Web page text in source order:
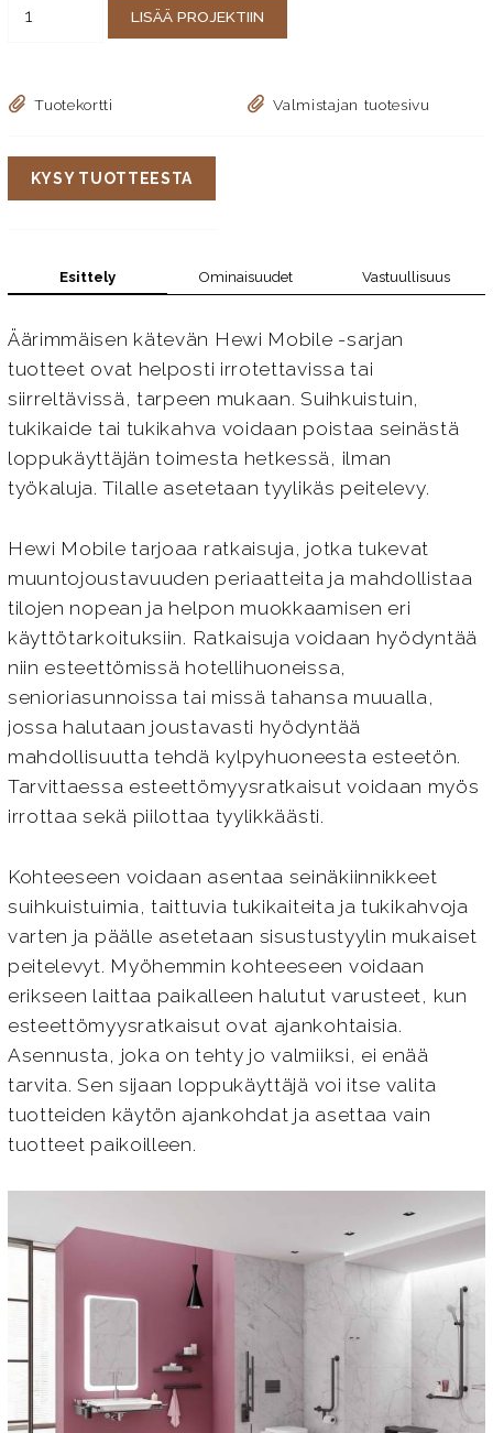
LISÄÄ PROJEKTIIN
Tuotekortti Valmistajan tuotesivu
KYSY TUOTTEESTA
Esittely Ominaisuudet Vastuullisuus
Äärimmäisen kätevän Hewi Mobile -sarjan
tuotteet ovat helposti irrotettavissa tai
siirreltävissä, tarpeen mukaan. Suihkuistuin,
tukikaide tai tukikahva voidaan poistaa seinästä
loppukäyttäjän toimesta hetkessä, ilman
työkaluja. Tilalle asetetaan tyylikäs peitelevy.
Hewi Mobile tarjoaa ratkaisuja, jotka tukevat
muuntojoustavuuden periaatteita ja mahdollistaa
tilojen nopean ja helpon muokkaamisen eri
käyttötarkoituksiin. Ratkaisuja voidaan hyödyntää
niin esteettömissä hotellihuoneissa,
senioriasunnoissa tai missä tahansa muualla,
jossa halutaan joustavasti hyödyntää
mahdollisuutta tehdä kylpyhuoneesta esteetön.
Tarvittaessa esteettömyysratkaisut voidaan myös
irrottaa sekä piilottaa tyylikkäästi.
Kohteeseen voidaan asentaa seinäkiinnikkeet
suihkuistuimia, taittuvia tukikaiteita ja tukikahvoja
varten ja päälle asetetaan sisustustyylin mukaiset
peitelevyt. Myöhemmin kohteeseen voidaan
erikseen laittaa paikalleen halutut varusteet, kun
esteettömyysratkaisut ovat ajankohtaisia.
Asennusta, joka on tehty jo valmiiksi, ei enää
tarvita. Sen sijaan loppukäyttäjä voi itse valita
tuotteiden käytön ajankohdat ja asettaa vain
tuotteet paikoilleen.